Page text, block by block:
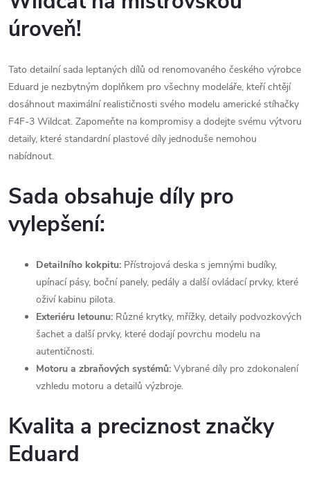
úroveň!
Tato detailní sada leptaných dílů od renomovaného českého výrobce
Eduard je nezbytným doplňkem pro všechny modeláře, kteří chtějí
dosáhnout maximální realističnosti svého modelu americké stíhačky
F4F-3 Wildcat. Zapomeňte na kompromisy a dodejte svému výtvoru
detaily, které standardní plastové díly jednoduše nemohou
nabídnout.
Sada obsahuje díly pro
vylepšení:
Detailního kokpitu: Přístrojová deska s jemnými budíky,
upínací pásy, boční panely, pedály a další ovládací prvky, které
oživí kabinu pilota.
Exteriéru letounu: Různé krytky, mřížky, detaily podvozkových
šachet a další prvky, které dodají povrchu modelu na
autentičnosti.
Motoru a zbraňových systémů: Vybrané díly pro zdokonalení
vzhledu motoru a detailů výzbroje.
Kvalita a preciznost značky
Eduard